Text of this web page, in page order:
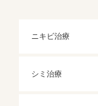
ニキビ治療
シミ治療